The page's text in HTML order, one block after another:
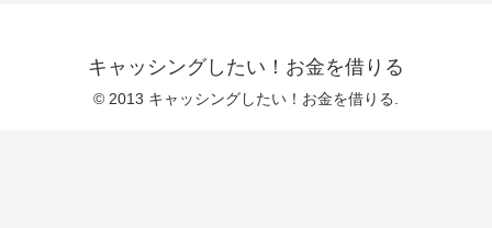
キャッシングしたい！お金を借りる
© 2013 キャッシングしたい！お金を借りる.